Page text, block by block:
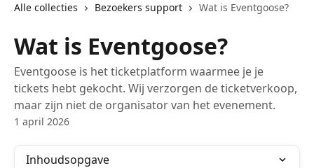
Alle collecties Bezoekers support Wat is Eventgoose?
Wat is Eventgoose?
Eventgoose is het ticketplatform waarmee je je
tickets hebt gekocht. Wij verzorgen de ticketverkoop,
maar zijn niet de organisator van het evenement.
1 april 2026
Inhoudsopgave